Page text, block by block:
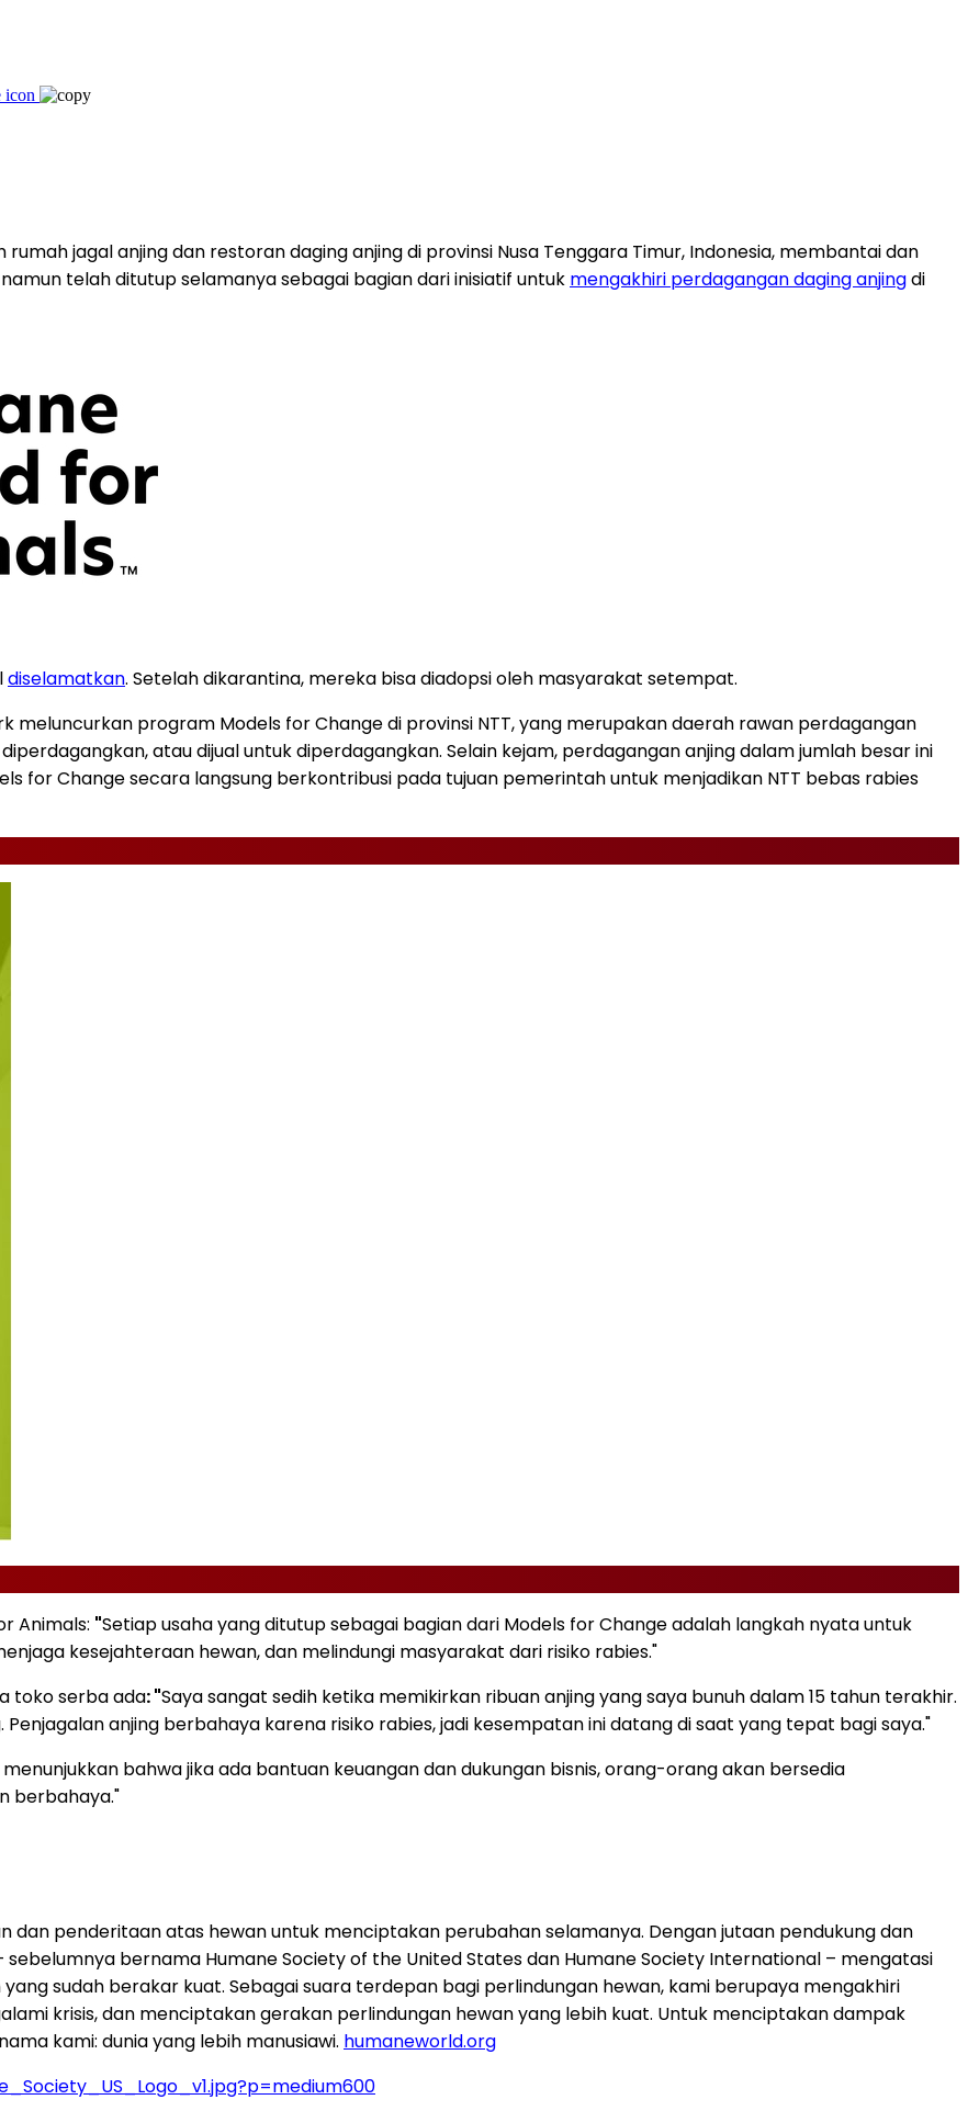
rumah jagal anjing dan restoran daging anjing di provinsi Nusa Tenggara Timur, Indonesia, membantai dan
telah ditutup selamanya sebagai bagian dari inisiatif untuk mengakhiri perdagangan daging anjingdi
diselamatkan. Setelah dikarantina, mereka bisa diadopsi oleh masyarakat setempat.
meluncurkan program Models for Change di provinsi NTT, yang merupakan daerah rawan perdagangan
atau dijual untuk diperdagangkan. Selain kejam, perdagangan anjing dalam jumlah besar ini
for Change secara langsung berkontribusi pada tujuan pemerintah untuk menjadikan NTT bebas rabies
Animals: "Setiap usaha yang ditutup sebagai bagian dari Models for Change adalah langkah nyata untuk
kesejahteraan hewan, dan melindungi masyarakat dari risiko rabies."
toko serba ada: "Saya sangat sedih ketika memikirkan ribuan anjing yang saya bunuh dalam 15 tahun terakhir.
anjing berbahaya karena risiko rabies, jadi kesempatan ini datang di saat yang tepat bagi saya."
bahwa jika ada bantuan keuangan dan dukungan bisnis, orang-orang akan bersedia
berbahaya."
penderitaan atas hewan untuk menciptakan perubahan selamanya. Dengan jutaan pendukung dan
bernama Humane Society of the United States dan Humane Society International – mengatasi
sudah berakar kuat. Sebagai suara terdepan bagi perlindungan hewan, kami berupaya mengakhiri
krisis, dan menciptakan gerakan perlindungan hewan yang lebih kuat. Untuk menciptakan dampak
kami: dunia yang lebih manusiawi. humaneworld.org